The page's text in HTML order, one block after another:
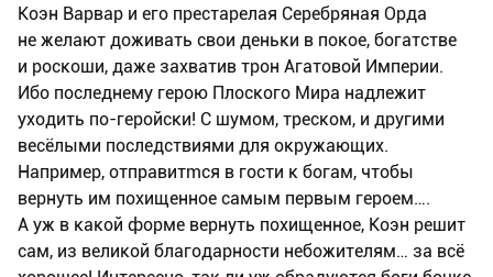
Коэн Варвар и его престарелая Серебряная Орда
не желают доживать свои деньки в покое, богатстве
и роскоши, даже захватив трон Агатовой Империи.
Ибо последнему герою Плоского Мира надлежит
уходить по-геройски! С шумом, треском, и другими
весёлыми последствиями для окружающих.
Например, отправитmся в гости к богам, чтобы
вернуть им похищенное самым первым героем….
А уж в какой форме вернуть похищенное, Коэн решит
сам, из великой благодарности небожителям… за всё